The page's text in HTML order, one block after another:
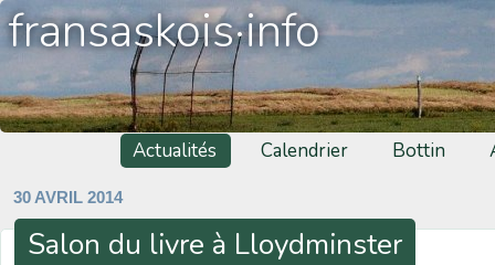
fransaskois·info
Actualités Calendrier Bottin
30 AVRIL 2014
Salon du livre à Lloydminster